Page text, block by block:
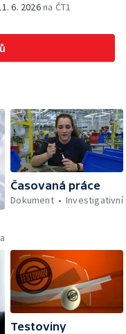
6. 2026na ČT1
Časovaná práce
Dokument
Investigativní
Testoviny